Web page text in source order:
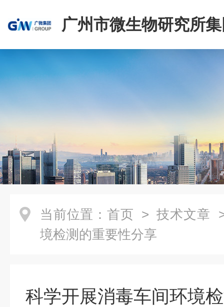
广州市微生物研究所
有限公司
当前位置： 首页 > 技术文章
境检测的重要性分享
科学开展消毒车间环境